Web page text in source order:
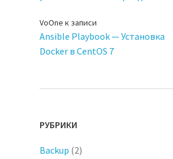
VoOne к записи
Ansible Playbook — Установка
Docker в CentOS 7
РУБРИКИ
Backup (2)